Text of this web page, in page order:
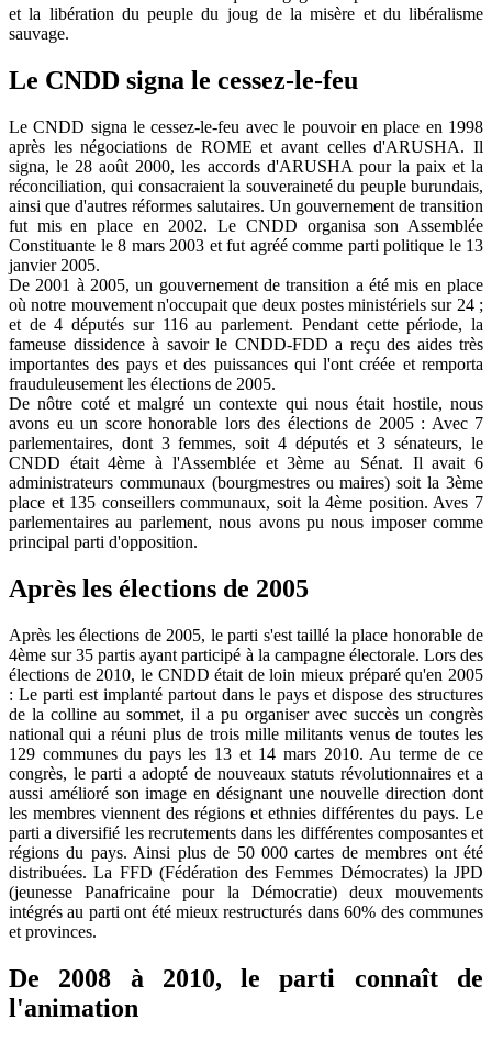
et la libération du peuple du joug de la misère et du libéralisme
sauvage.
Le CNDD signa le cessez-le-feu
Le CNDD signa le cessez-le-feu avec le pouvoir en place en 1998
après les négociations de ROME et avant celles d'ARUSHA. Il
signa, le 28 août 2000, les accords d'ARUSHA pour la paix et la
réconciliation, qui consacraient la souveraineté du peuple burundais,
ainsi que d'autres réformes salutaires. Un gouvernement de transition
fut mis en place en 2002. Le CNDD organisa son Assemblée
Constituante le 8 mars 2003 et fut agréé comme parti politique le 13
janvier 2005.
De 2001 à 2005, un gouvernement de transition a été mis en place
où notre mouvement n'occupait que deux postes ministériels sur 24 ;
et de 4 députés sur 116 au parlement. Pendant cette période, la
fameuse dissidence à savoir le CNDD-FDD a reçu des aides très
importantes des pays et des puissances qui l'ont créée et remporta
frauduleusement les élections de 2005.
De nôtre coté et malgré un contexte qui nous était hostile, nous
avons eu un score honorable lors des élections de 2005 : Avec 7
parlementaires, dont 3 femmes, soit 4 députés et 3 sénateurs, le
CNDD était 4ème à l'Assemblée et 3ème au Sénat. Il avait 6
administrateurs communaux (bourgmestres ou maires) soit la 3ème
place et 135 conseillers communaux, soit la 4ème position. Aves 7
parlementaires au parlement, nous avons pu nous imposer comme
principal parti d'opposition.
Après les élections de 2005
Après les élections de 2005, le parti s'est taillé la place honorable de
4ème sur 35 partis ayant participé à la campagne électorale. Lors des
élections de 2010, le CNDD était de loin mieux préparé qu'en 2005
: Le parti est implanté partout dans le pays et dispose des structures
de la colline au sommet, il a pu organiser avec succès un congrès
national qui a réuni plus de trois mille militants venus de toutes les
129 communes du pays les 13 et 14 mars 2010. Au terme de ce
congrès, le parti a adopté de nouveaux statuts révolutionnaires et a
aussi amélioré son image en désignant une nouvelle direction dont
les membres viennent des régions et ethnies différentes du pays. Le
parti a diversifié les recrutements dans les différentes composantes et
régions du pays. Ainsi plus de 50 000 cartes de membres ont été
distribuées. La FFD (Fédération des Femmes Démocrates) la JPD
(jeunesse Panafricaine pour la Démocratie) deux mouvements
intégrés au parti ont été mieux restructurés dans 60% des communes
et provinces.
De 2008 à 2010, le parti connaît de
l'animation